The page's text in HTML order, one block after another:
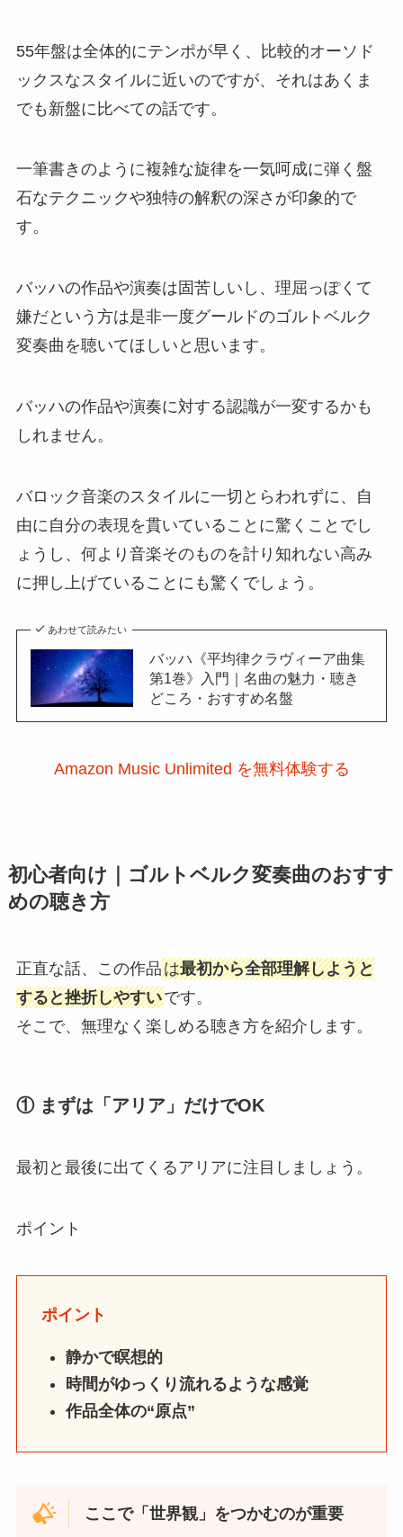
55年盤は全体的にテンポが早く、比較的オーソド
ックスなスタイルに近いのですが、それはあくま
でも新盤に比べての話です。
一筆書きのように複雑な旋律を一気呵成に弾く盤
石なテクニックや独特の解釈の深さが印象的で
す。
バッハの作品や演奏は固苦しいし、理屈っぽくて
嫌だという方は是非一度グールドのゴルトベルク
変奏曲を聴いてほしいと思います。
バッハの作品や演奏に対する認識が一変するかも
しれません。
バロック音楽のスタイルに一切とらわれずに、自
由に自分の表現を貫いていることに驚くことでし
ょうし、何より音楽そのものを計り知れない高み
に押し上げていることにも驚くでしょう。
あわせて読みたい
バッハ《平均律クラヴィーア曲集
第1巻》入門｜名曲の魅力・聴き
どころ・おすすめ名盤
Amazon Music Unlimited を無料体験する
初心者向け｜ゴルトベルク変奏曲のおすす
めの聴き方
正直な話、この作品は最初から全部理解しようと
すると挫折しやすいです。
そこで、無理なく楽しめる聴き方を紹介します。
① まずは「アリア」だけでOK
最初と最後に出てくるアリアに注目しましょう。
ポイント
ポイント
静かで瞑想的
時間がゆっくり流れるような感覚
作品全体の“原点”
ここで「世界観」をつかむのが重要